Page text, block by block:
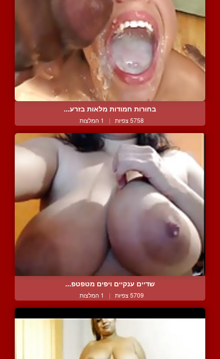
בחורות חמודות מלאות בזרע...
5758 צפיות | 1 המלצות
שדיים ענקיים ויפים מטפטפ...
5709 צפיות | 1 המלצות